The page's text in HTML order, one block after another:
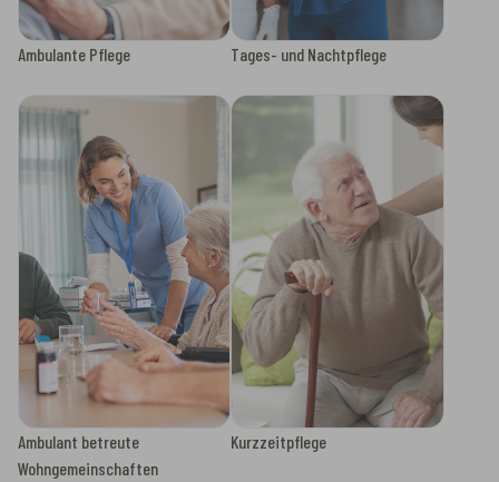
Ambulante Pflege Tages- und Nachtpflege
Ambulant betreute
Wohngemeinschaften
Kurzzeitpflege